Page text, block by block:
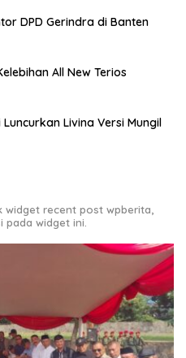
DPD Gerindra di Banten
All New Terios
Livina Versi Mungil
widget recent post wpberita,
pada widget ini.